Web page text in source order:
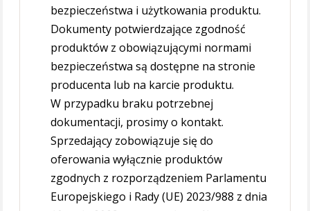
bezpieczeństwa i użytkowania produktu.
Dokumenty potwierdzające zgodność
produktów z obowiązującymi normami
bezpieczeństwa są dostępne na stronie
producenta lub na karcie produktu.
W przypadku braku potrzebnej
dokumentacji, prosimy o kontakt.
Sprzedający zobowiązuje się do
oferowania wyłącznie produktów
zgodnych z rozporządzeniem Parlamentu
Europejskiego i Rady (UE) 2023/988 z dnia